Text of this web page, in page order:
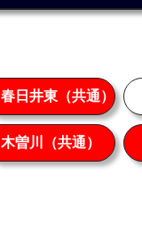
春日井東（共通）
木曽川（共通）